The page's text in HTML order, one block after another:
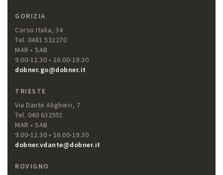
GORIZIA
Corso Italia, 34
Tel. 0481 532270
MAR • SAB
9.00-12.30 • 16.00-19.30
dobner.go@dobner.it
TRIESTE
Via Dante Alighieri, 7
Tel. 040 632951
MAR • SAB
9.00-12.30 • 16.00-19.30
dobner.vdante@dobner.it
ROVIGNO